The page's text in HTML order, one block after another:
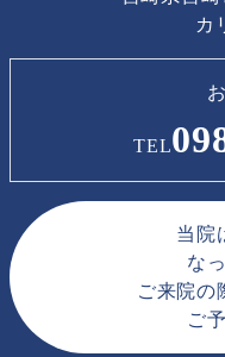
カ
TEL
当院
な
ご来院の
ご